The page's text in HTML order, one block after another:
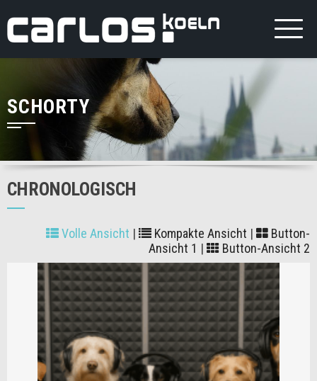
SCHORTY
CHRONOLOGISCH
Volle Ansicht | Kompakte Ansicht |
Button-
Ansicht 1 | Button-Ansicht 2